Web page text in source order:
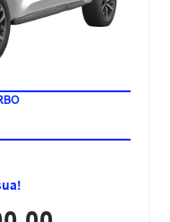
2+